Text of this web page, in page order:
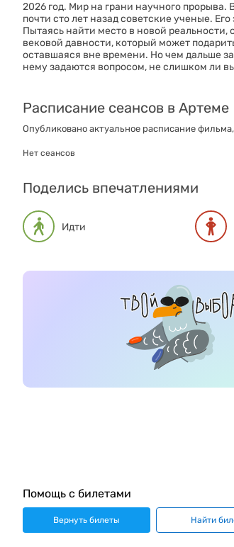
2026 год. Мир на грани научного прорыва.
почти сто лет назад советские ученые.
Пытаясь найти место в новой
вековой давности, который может
оставшаяся вне времени. Но чем дальше
нему задаются вопросом, не слишком ли
Расписание сеансов в Артеме
Опубликовано актуальное расписание
Нет сеансов
Поделись впечатлениями
Идти
Помощь с билетами
Вернуть билеты Найти